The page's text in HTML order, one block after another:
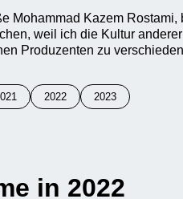
Mohammad Kazem
weil ich die Kultur
Produzenten zu
2022 2023
in 2022